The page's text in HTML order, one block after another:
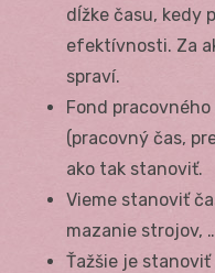
dĺžke času, kedy
efektívnosti. Za
spraví.
Fond
(pracovný čas,
ako tak stanoviť.
Vieme stanoviť
mazanie strojov,
Ťažšie je